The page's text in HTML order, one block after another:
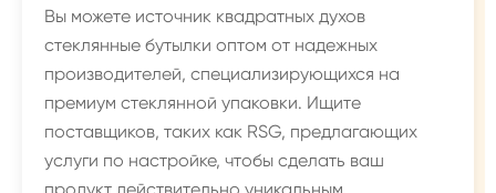
Вы можете источник квадратных духов
стеклянные бутылки оптом от надежных
производителей, специализирующихся на
премиум стеклянной упаковки. Ищите
поставщиков, таких как RSG, предлагающих
услуги по настройке, чтобы сделать ваш